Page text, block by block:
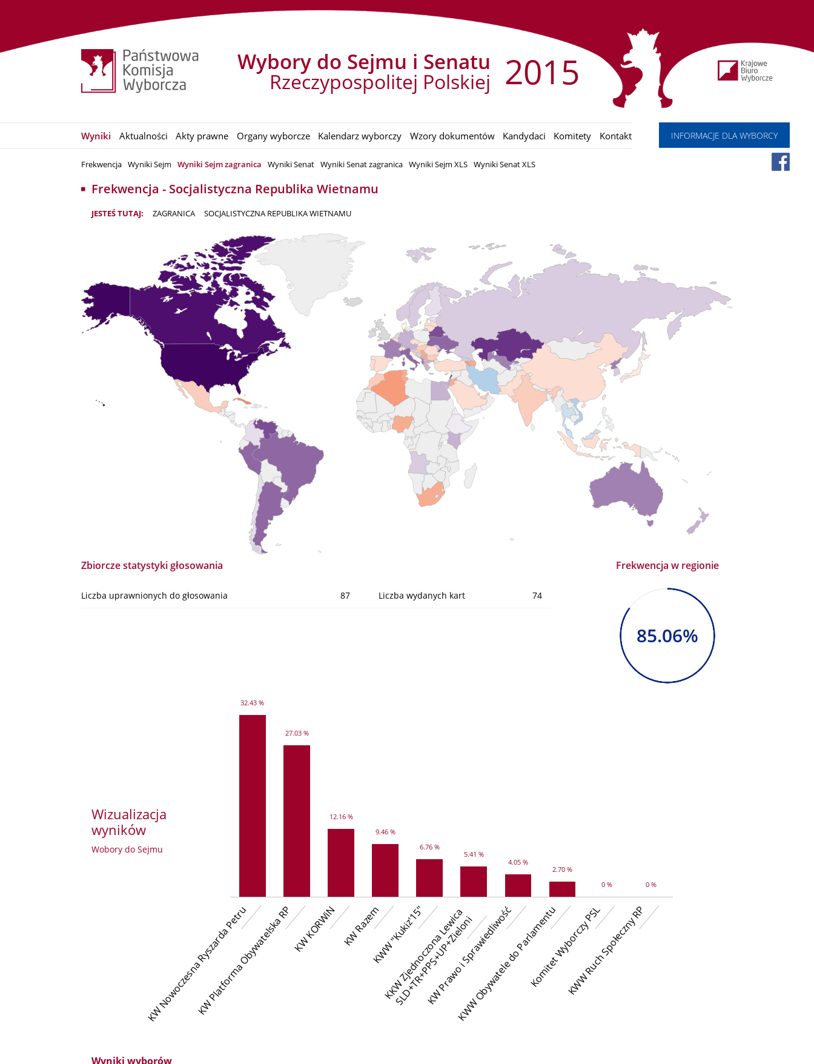
Wybory do Sejmu i Senatu
Rzeczypospolitej Polskiej 2015
Wyniki
Frekwencja Wyniki Sejm Wyniki Sejm zagranica Wyniki Senat Wyniki Senat zagranica Wyniki Sejm XLS Wyniki Senat XLS
Aktualności Akty prawne Organy wyborcze Kalendarz wyborczy Wzory dokumentów Kandydaci Komitety Kontakt INFORMACJE DLA WYBORCY
Frekwencja - Socjalistyczna Republika Wietnamu
JESTEŚ TUTAJ: ZAGRANICA SOCJALISTYCZNA REPUBLIKA WIETNAMU
Zbiorcze statystyki głosowania
Liczba uprawnionych do głosowania 87 Liczba wydanych kart 74
Frekwencja w regionie
85.06%
Wizualizacja
wyników
Wobory do Sejmu
32.43 %
KW Nowoczesna Ryszarda Petru
27.03 %
KW Platforma Obywatelska RP
12.16 %
KW KORWiN
9.46 %
KW Razem
6.76 %
KWW "Kukiz'15"
5.41 %
K
K
W
Z
j
e
d
n
o
c
z
o
n
a
L
e
w
i
c
a
S
L
D
+
T
R
+
P
P
S
+
U
P
+
Z
i
e
l
o
n
i
4.05 %
KW Prawo i Sprawiedliwość
2.70 %
KWW Obywatele do Parlamentu
0 %
Komitet Wyborczy PSL
0 %
KWW Ruch Społeczny RP
Wyniki wyborów